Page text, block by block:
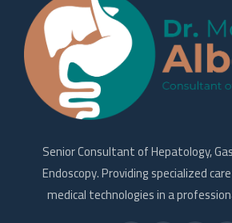
Senior Consultant of Hepatology,
Endoscopy. Providing specialized
medical technologies in a